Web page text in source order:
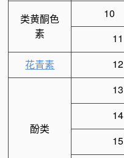
类黄酮色
素
10
11
花青素
12
酚类
13
14
15